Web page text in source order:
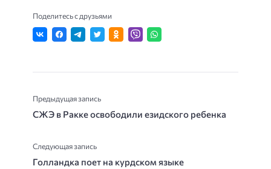
Поделитесь с друзьями
Предыдущая запись
СЖЭ в Ракке освободили езидского ребенка
Следующая запись
Голландка поет на курдском языке